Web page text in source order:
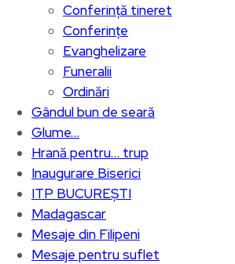
Conferință tineret
Conferințe
Evanghelizare
Funeralii
Ordinări
Gândul bun de seară
Glume…
Hrană pentru… trup
Inaugurare Biserici
ITP BUCUREȘTI
Madagascar
Mesaje din Filipeni
Mesaje pentru suflet